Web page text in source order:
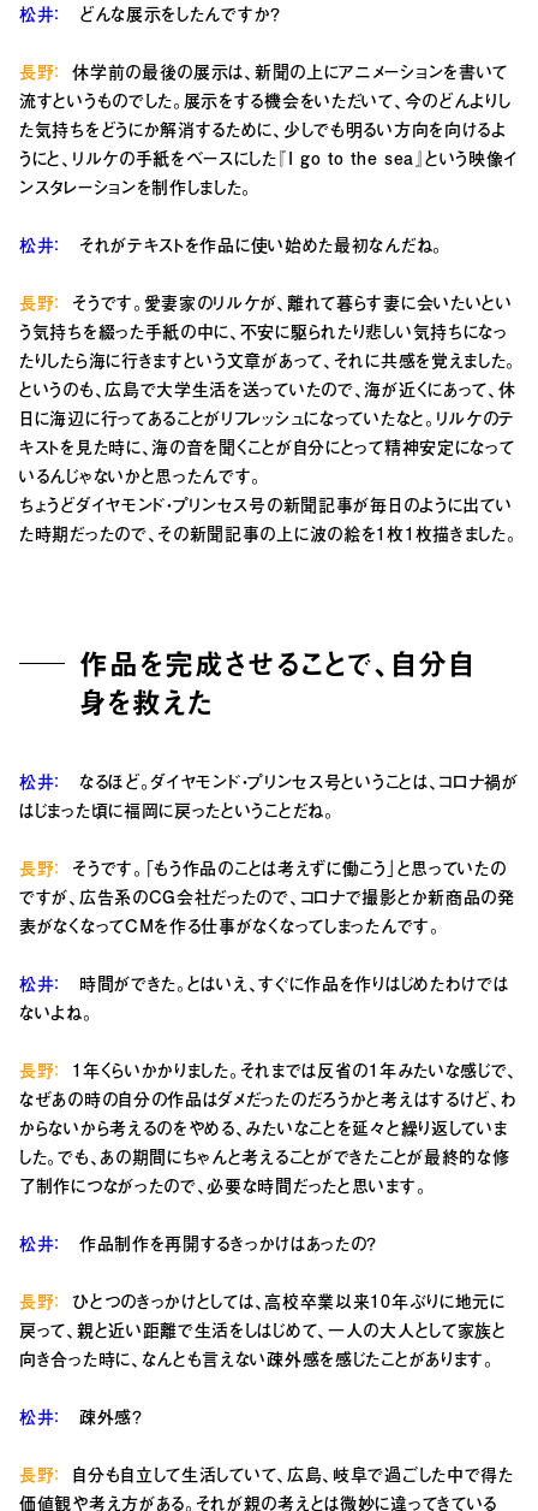
松井： どんな展示をしたんですか？
長野： 休学前の最後の展示は、新聞の上にアニメーションを書いて
流すというものでした。展示をする機会をいただいて、今のどんよりし
た気持ちをどうにか解消するために、少しでも明るい方向を向けるよ
うにと、リルケの手紙をベースにした『I go to the sea』という映像イ
ンスタレーションを制作しました。
松井： それがテキストを作品に使い始めた最初なんだね。
長野：
そうです。愛妻家のリルケが、離れて暮らす妻に会いたいとい
う気持ちを綴った手紙の中に、不安に駆られたり悲しい気持ちになっ
たりしたら海に行きますという文章があって、それに共感を覚えました。
というのも、広島で大学生活を送っていたので、海が近くにあって、休
日に海辺に行ってあることがリフレッシュになっていたなと。リルケのテ
キストを見た時に、海の音を聞くことが自分にとって精神安定になって
いるんじゃないかと思ったんです。
ちょうどダイヤモンド・プリンセス号の新聞記事が毎日のように出てい
た時期だったので、その新聞記事の上に波の絵を1枚1枚描きました。
作品を完成させることで、自分自
身を救えた
松井：
なるほど。ダイヤモンド・プリンセス号ということは、コロナ禍が
はじまった頃に福岡に戻ったということだね。
長野： そうです。「もう作品のことは考えずに働こう」と思っていたの
ですが、広告系のCG会社だったので、コロナで撮影とか新商品の発
表がなくなってCMを作る仕事がなくなってしまったんです。
松井：
時間ができた。とはいえ、すぐに作品を作りはじめたわけでは
ないよね。
長野：
1年くらいかかりました。それまでは反省の1年みたいな感じで、
なぜあの時の自分の作品はダメだったのだろうかと考えはするけど、わ
からないから考えるのをやめる、みたいなことを延々と繰り返していま
した。でも、あの期間にちゃんと考えることができたことが最終的な修
了制作につながったので、必要な時間だったと思います。
松井： 作品制作を再開するきっかけはあったの？
長野：
ひとつのきっかけとしては、高校卒業以来10年ぶりに地元に
戻って、親と近い距離で生活をしはじめて、一人の大人として家族と
向き合った時に、なんとも言えない疎外感を感じたことがあります。
松井： 疎外感？
長野：
自分も自立して生活していて、広島、岐阜で過ごした中で得た
価値観や考え方がある。それが親の考えとは微妙に違ってきている